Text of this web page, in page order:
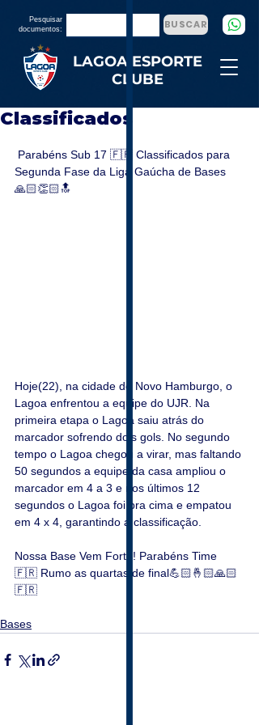
LAGOA ESPORTE
CLUBE
Pesquisar
documentos:
BUSCAR
Classificados
Segunda Fase da Liga Gaúcha de Bases
🙏🏻👏🏻🔝
Hoje(22), na cidade de Novo Hamburgo, o
Lagoa enfrentou a equipe do UJR. Na
primeira etapa o Lagoa saiu atrás do
marcador sofrendo dois gols. No segundo
tempo o Lagoa chegou a virar, mas faltando
50 segundos a equipe da casa ampliou o
marcador em 4 a 3 e nos últimos 12
segundos o Lagoa foi pra cima e empatou
em 4 x 4, garantindo a classificação.
Nossa Base Vem Forte! Parabéns Time
🇫🇷 Rumo as quartas de final💪🏻🤞🏻🙏🏻
🇫🇷
Bases